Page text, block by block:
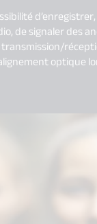
de signaler des
optique